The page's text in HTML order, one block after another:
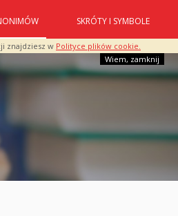
znajdziesz w Polityce plików cookie.
Wiem, zamknij
SKRÓTY I SYMBOLE